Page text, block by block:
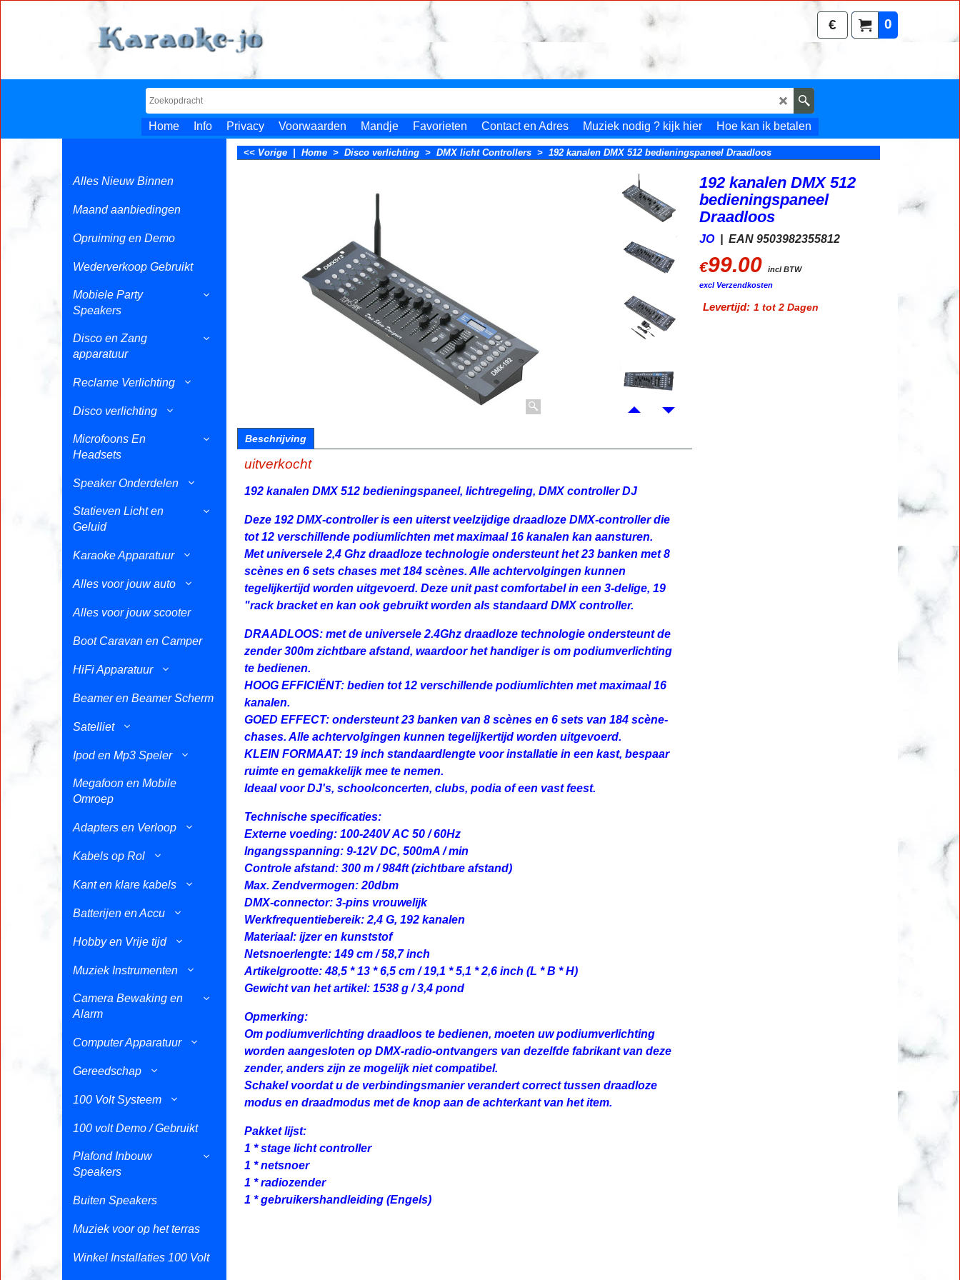
0
€
Home Info Privacy Voorwaarden Mandje Favorieten Contact en Adres Muziek nodig ? kijk hier Hoe kan ik betalen
Alles Nieuw Binnen
Maand aanbiedingen
Opruiming en Demo
Wederverkoop Gebruikt
Mobiele Party
Speakers
Disco en Zang
apparatuur
Reclame Verlichting
Disco verlichting
Microfoons En
Headsets
Speaker Onderdelen
Statieven Licht en
Geluid
Karaoke Apparatuur
Alles voor jouw auto
Alles voor jouw scooter
Boot Caravan en Camper
HiFi Apparatuur
Beamer en Beamer Scherm
Satelliet
Ipod en Mp3 Speler
Megafoon en Mobile
Omroep
Adapters en Verloop
Kabels op Rol
Kant en klare kabels
Batterijen en Accu
Hobby en Vrije tijd
Muziek Instrumenten
Camera Bewaking en
Alarm
Computer Apparatuur
Gereedschap
100 Volt Systeem
100 volt Demo / Gebruikt
Plafond Inbouw
Speakers
Buiten Speakers
Muziek voor op het terras
Winkel Installaties 100 Volt
<< Vorige Home > Disco verlichting > DMX licht Controllers > 192 kanalen DMX 512 bedieningspaneel Draadloos
192 kanalen DMX 512
bedieningspaneel
Draadloos
JO EAN 9503982355812
€99.00
incl BTW
excl Verzendkosten
Levertijd: 1 tot 2 Dagen
Beschrijving
uitverkocht
192 kanalen DMX 512 bedieningspaneel, lichtregeling, DMX controller DJ
Deze 192 DMX-controller is een uiterst veelzijdige draadloze DMX-controller die
tot 12 verschillende podiumlichten met maximaal 16 kanalen kan aansturen.
Met universele 2,4 Ghz draadloze technologie ondersteunt het 23 banken met 8
scènes en 6 sets chases met 184 scènes. Alle achtervolgingen kunnen
tegelijkertijd worden uitgevoerd. Deze unit past comfortabel in een 3-delige, 19
"rack bracket en kan ook gebruikt worden als standaard DMX controller.
DRAADLOOS: met de universele 2.4Ghz draadloze technologie ondersteunt de
zender 300m zichtbare afstand, waardoor het handiger is om podiumverlichting
te bedienen.
HOOG EFFICIËNT: bedien tot 12 verschillende podiumlichten met maximaal 16
kanalen.
GOED EFFECT: ondersteunt 23 banken van 8 scènes en 6 sets van 184 scène-
chases. Alle achtervolgingen kunnen tegelijkertijd worden uitgevoerd.
KLEIN FORMAAT: 19 inch standaardlengte voor installatie in een kast, bespaar
ruimte en gemakkelijk mee te nemen.
Ideaal voor DJ's, schoolconcerten, clubs, podia of een vast feest.
Technische specificaties:
Externe voeding: 100-240V AC 50 / 60Hz
Ingangsspanning: 9-12V DC, 500mA / min
Controle afstand: 300 m / 984ft (zichtbare afstand)
Max. Zendvermogen: 20dbm
DMX-connector: 3-pins vrouwelijk
Werkfrequentiebereik: 2,4 G, 192 kanalen
Materiaal: ijzer en kunststof
Netsnoerlengte: 149 cm / 58,7 inch
Artikelgrootte: 48,5 * 13 * 6,5 cm / 19,1 * 5,1 * 2,6 inch (L * B * H)
Gewicht van het artikel: 1538 g / 3,4 pond
Opmerking:
Om podiumverlichting draadloos te bedienen, moeten uw podiumverlichting
worden aangesloten op DMX-radio-ontvangers van dezelfde fabrikant van deze
zender, anders zijn ze mogelijk niet compatibel.
Schakel voordat u de verbindingsmanier verandert correct tussen draadloze
modus en draadmodus met de knop aan de achterkant van het item.
Pakket lijst:
1 * stage licht controller
1 * netsnoer
1 * radiozender
1 * gebruikershandleiding (Engels)